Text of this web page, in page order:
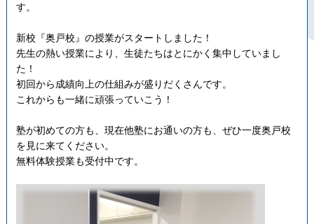
す。
新校『奥戸校』の授業がスタートしました！
先生の熱い授業により、生徒たちはとにかく集中していまし
た！
初回から成績向上の仕組みが盛りだくさんです。
これからも一緒に頑張っていこう！
塾が初めての方も、現在他塾にお通いの方も、ぜひ一度奥戸校
を見に来てください。
無料体験授業も受付中です。